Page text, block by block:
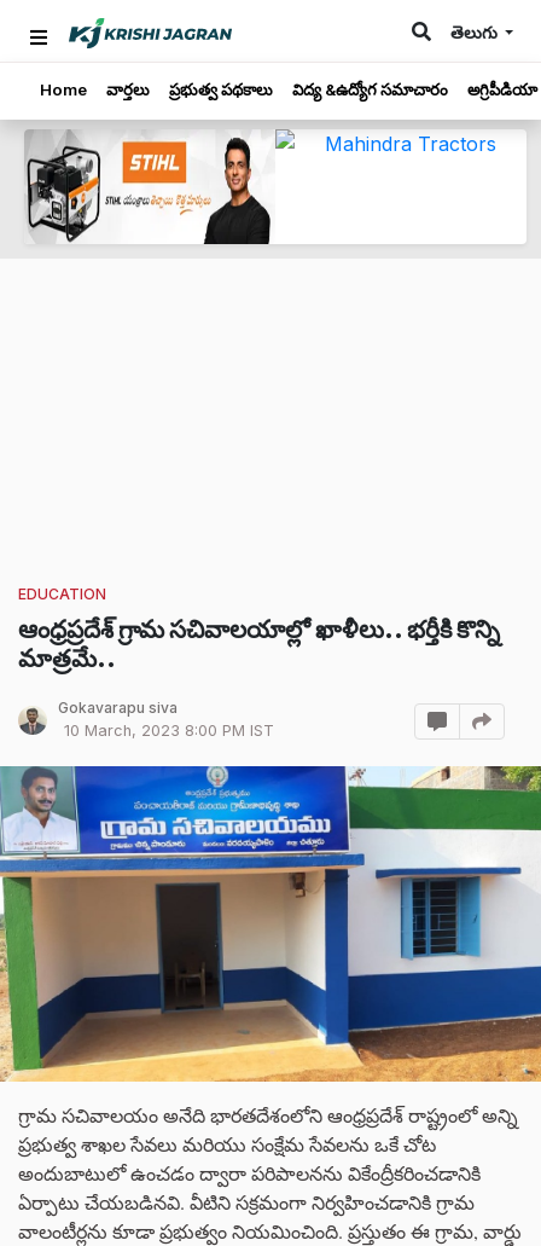
తెలుగు
Home వార్తలు ప్రభుత్వ పథకాలు విద్య &ఉద్యోగ సమాచారం అగ్రిపీడియా
EDUCATION
ఆంధ్రప్రదేశ్ గ్రామ సచివాలయాల్లో ఖాళీలు.. భర్తీకి కొన్ని
మాత్రమే..
Gokavarapu siva
10 March, 2023 8:00 PM IST
గ్రామ సచివాలయం అనేది భారతదేశంలోని ఆంధ్రప్రదేశ్ రాష్ట్రంలో అన్ని
ప్రభుత్వ శాఖల సేవలు మరియు సంక్షేమ సేవలను ఒకే చోట
అందుబాటులో ఉంచడం ద్వారా పరిపాలనను వికేంద్రీకరించడానికి
ఏర్పాటు చేయబడినవి. వీటిని సక్రమంగా నిర్వహించడానికి గ్రామ
వాలంటీర్లను కూడా ప్రభుత్వం నియమించింది. ప్రస్తుతం ఈ గ్రామ, వార్డు